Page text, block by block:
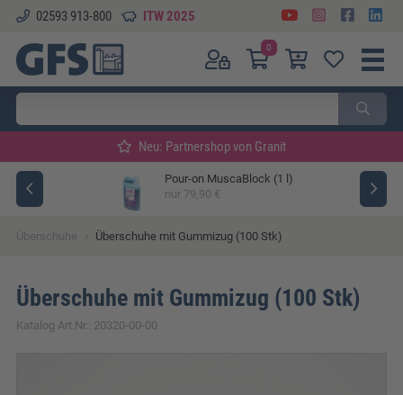
02593 913-800 ITW 2025
0
Neu: Partnershop von Granit
Pour-on MuscaBlock (1 l)
nur 79,90 €
Überschuhe Überschuhe mit Gummizug (100 Stk)
Überschuhe mit Gummizug (100 Stk)
Katalog Art.Nr.: 20320-00-00